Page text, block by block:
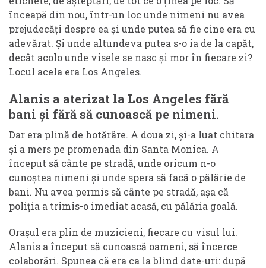
înceapă din nou, într-un loc unde nimeni nu avea
prejudecăți despre ea și unde putea să fie cine era cu
adevărat. Și unde altundeva putea s-o ia de la capăt,
decât acolo unde visele se nasc și mor în fiecare zi?
Locul acela era Los Angeles.
Alanis a aterizat la Los Angeles fără
bani și fără să cunoască pe nimeni.
Dar era plină de hotărâre. A doua zi, și-a luat chitara
și a mers pe promenada din Santa Monica. A
început să cânte pe stradă, unde oricum n-o
cunoștea nimeni și unde spera să facă o pălărie de
bani. Nu avea permis să cânte pe stradă, așa că
poliția a trimis-o imediat acasă, cu pălăria goală.
Orașul era plin de muzicieni, fiecare cu visul lui.
Alanis a început să cunoască oameni, să încerce
colaborări. Spunea că era ca la blind date-uri: după